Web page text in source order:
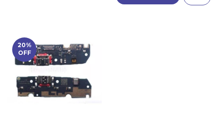
20%
OFF